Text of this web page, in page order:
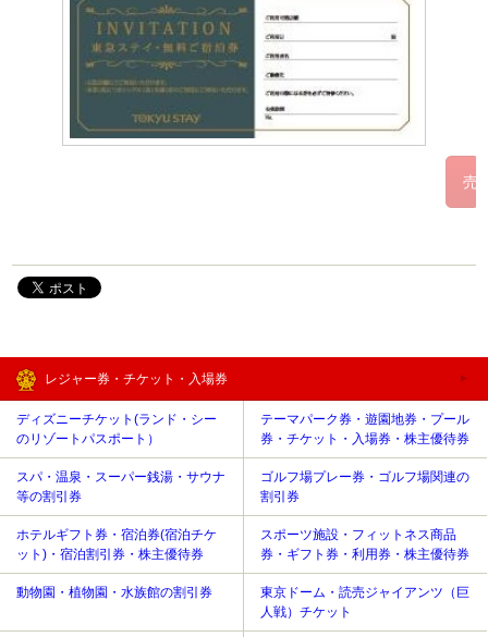
レジャー券・チケット・入場券
ディズニーチケット(ランド・シー
のリゾートパスポート）
テーマパーク券・遊園地券・プール
券・チケット・入場券・株主優待券
スパ・温泉・スーパー銭湯・サウナ
等の割引券
ゴルフ場プレー券・ゴルフ場関連の
割引券
ホテルギフト券・宿泊券(宿泊チケ
ット)・宿泊割引券・株主優待券
スポーツ施設・フィットネス商品
券・ギフト券・利用券・株主優待券
動物園・植物園・水族館の割引券
東京ドーム・読売ジャイアンツ（巨
人戦）チケット